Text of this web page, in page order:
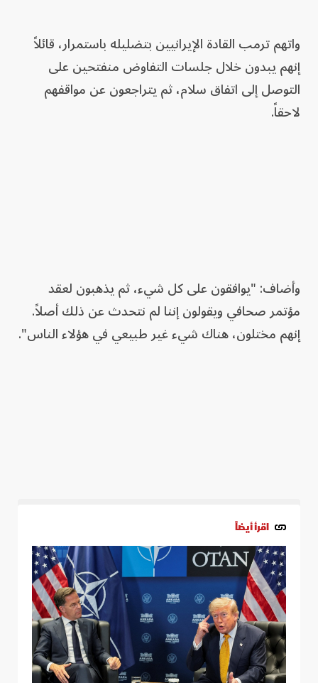
واتهم ترمب القادة الإيرانيين بتضليله باستمرار، قائلاً
إنهم يبدون خلال جلسات التفاوض منفتحين على
التوصل إلى اتفاق سلام، ثم يتراجعون عن مواقفهم
لاحقاً.
وأضاف: "يوافقون على كل شيء، ثم يذهبون لعقد
مؤتمر صحافي ويقولون إننا لم نتحدث عن ذلك أصلاً.
إنهم مختلون، هناك شيء غير طبيعي في هؤلاء الناس".
اقرأ أيضاً